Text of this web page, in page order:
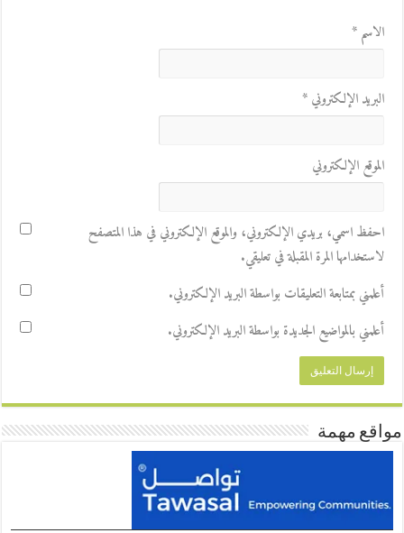
الاسم*
البريد الإلكتروني*
الموقع الإلكتروني
احفظ اسمي، بريدي الإلكتروني، والموقع الإلكتروني في هذا المتصفح
لاستخدامها المرة المقبلة في تعليقي.
أعلمني بمتابعة التعليقات بواسطة البريد الإلكتروني.
أعلمني بالمواضيع الجديدة بواسطة البريد الإلكتروني.
مواقع مهمة